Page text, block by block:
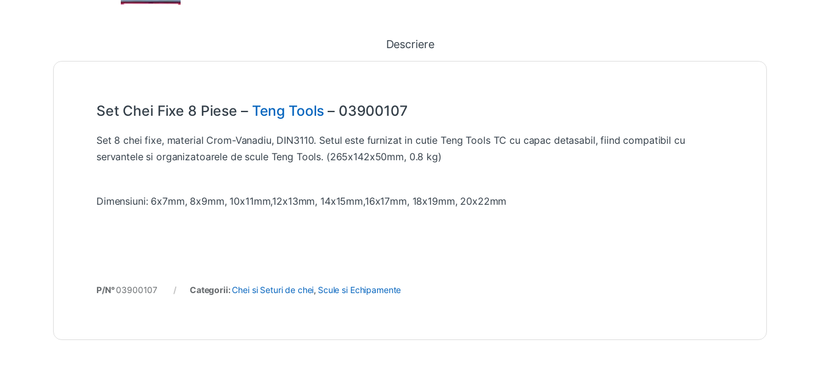
Descriere
Set Chei Fixe 8 Piese – Teng Tools – 03900107
Set 8 chei fixe, material Crom-Vanadiu, DIN3110. Setul este furnizat in cutie Teng Tools TC cu capac detasabil, fiind compatibil cu
servantele si organizatoarele de scule Teng Tools. (265x142x50mm, 0.8 kg)
Dimensiuni: 6x7mm, 8x9mm, 10x11mm,12x13mm, 14x15mm,16x17mm, 18x19mm, 20x22mm
P/N°03900107 Categorii:Chei si Seturi de chei, Scule si Echipamente